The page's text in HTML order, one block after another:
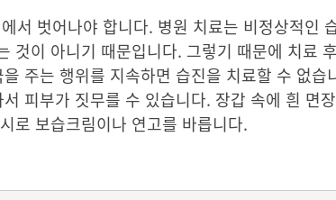
서 벗어나야 합니다. 병원 치료는 비정상적인
것이 아니기 때문입니다. 그렇기 때문에 치료
주는 행위를 지속하면 습진을 치료할 수 없습
피부가 짓무를 수 있습니다. 장갑 속에 흰 면
로 보습크림이나 연고를 바릅니다.